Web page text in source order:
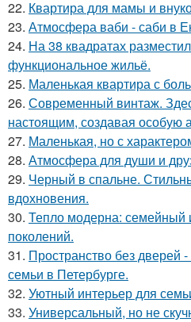
22. Квартира для мамы и
23. Атмосфера ваби - саби в
24. На 38 квадратах
функциональное жильё.
25. Маленькая квартира с
26. Современный винтаж.
настоящим, создавая особую
27. Маленькая, но с
28. Атмосфера для души и
29. Черный в спальне.
вдохновения.
30. Тепло модерна: семейный
поколений.
31. Пространство без дверей
семьи в Петербурге.
32. Уютный интерьер для
33. Универсальный, но не